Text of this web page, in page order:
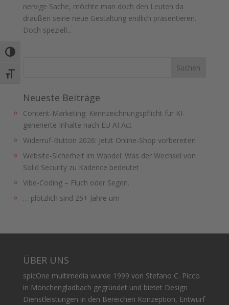
Umschalten auf hohe Kontraste
Schrift vergrößern
nervige Sache, möchte man doch den Leuten da
draußen seine neue Gestaltung endlich präsentieren.
Doch speziell...
Neueste Beiträge
Content-Marketing: Kennzeichnungspflicht für KI-
generierte Inhalte nach EU AI Act
Widerruf-Button 2026: Jetzt Online-Shop vorbereiten
Website-Sicherheit im Wandel: Was der Wechsel von
Solid Security zu Kadence bedeutet
Vibe-Coding – Fluch oder Segen.
… plötzlich sind 25+ Jahre um
ÜBER UNS
spicOne multimedia wurde 1999 von Stefano C. Picco
in Mönchengladbach gegründet und bietet Design
Dienstleistungen in den Bereichen Konzeption, Entwurf